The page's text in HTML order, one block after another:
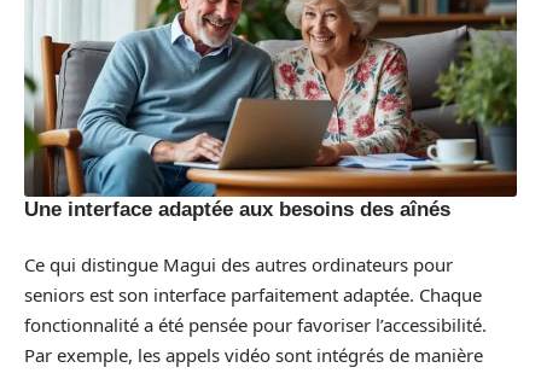
Une interface adaptée aux besoins des aînés
Ce qui distingue Magui des autres ordinateurs pour
seniors est son interface parfaitement adaptée. Chaque
fonctionnalité a été pensée pour favoriser l’accessibilité.
Par exemple, les appels vidéo sont intégrés de manière